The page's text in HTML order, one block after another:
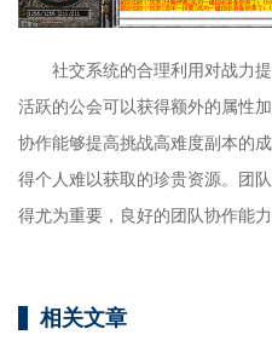
社交系统的合理利用对战力
活跃的公会可以获得额外的属性
协作能够提高挑战高难度副本的
得个人难以获取的珍贵资源。团
得尤为重要，良好的团队协作能
相关文章